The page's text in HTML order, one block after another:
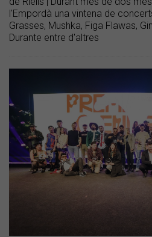
l'Empordà una vintena de
Grasses, Mushka, Figa Flawas,
Durante entre d'altres